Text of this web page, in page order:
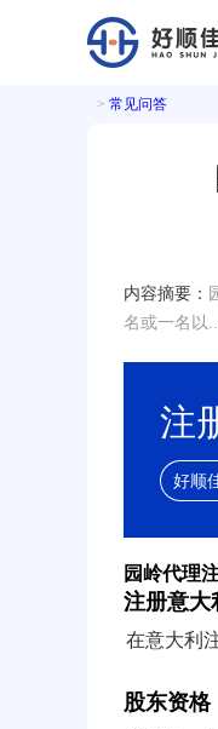
> 常见问答
内容摘要：
名或一名以
注
好顺
园岭代理
注册意大
在意大利
股东资格